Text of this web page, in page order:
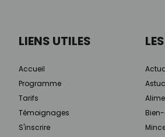
LIENS UTILES
Accueil
Programme
Tarifs
Témoignages
S'inscrire